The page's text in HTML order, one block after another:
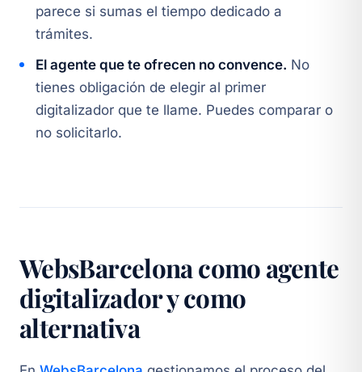
parece si sumas el tiempo dedicado a
trámites.
El agente que te ofrecen no convence. No
tienes obligación de elegir al primer
digitalizador que te llame. Puedes comparar o
no solicitarlo.
WebsBarcelona como agente
digitalizador y como
alternativa